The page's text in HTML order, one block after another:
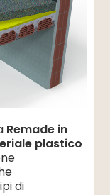
Remade in
plastico
di